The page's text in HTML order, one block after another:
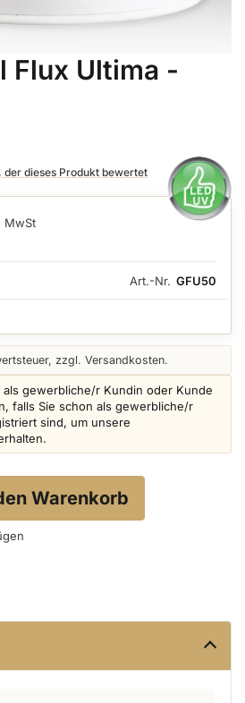
anzeigen
anzeigen
Flux Ultima -
der dieses Produkt bewertet
MwSt
Art.-Nr. GFU50
zzgl. Versandkosten.
als gewerbliche/r Kundin oder Kunde
falls Sie schon als gewerbliche/r
sind, um unsere
Warenkorb